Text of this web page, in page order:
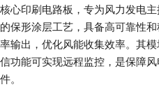
核心印刷电路板，专为风力发电
的保形涂层工艺，具备高可靠性
率输出，优化风能收集效率。其
信功能可实现远程监控，是保障
件。